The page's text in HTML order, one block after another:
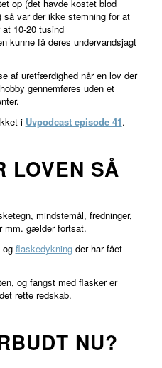
op (det havde kostet blod
var der ikke stemning for at
10-20 tusind
kunne få deres undervandsjagt
af uretfærdighed når en lov der
gennemføres uden et
i Uvpodcast episode 41.
LOVEN SÅ
mindstemål, fredninger,
mm. gælder fortsat.
og flaskedykningder har fået
og fangst med flasker er
rette redskab.
NU?